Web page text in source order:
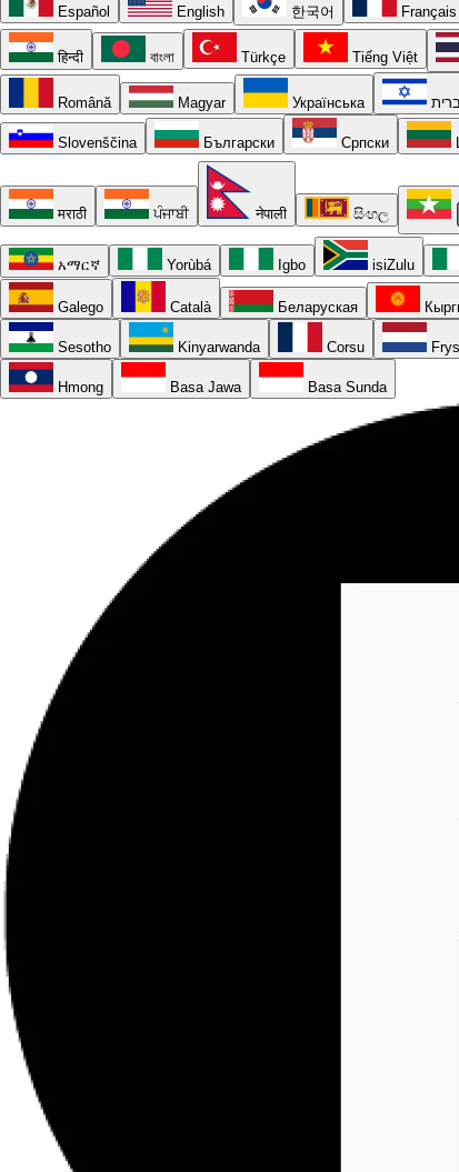
Español English 한국어 Français
हिन्दी বাংলা Türkçe Tiếng Việt
Română Magyar Українська
Slovenščina Български Српски
मराठी ਪੰਜਾਬੀ नेपाली සිංහල
አማርኛ Yorùbá Igbo isiZulu
Galego Català Беларуская
Sesotho Kinyarwanda Corsu
Hmong Basa Jawa Basa Sunda